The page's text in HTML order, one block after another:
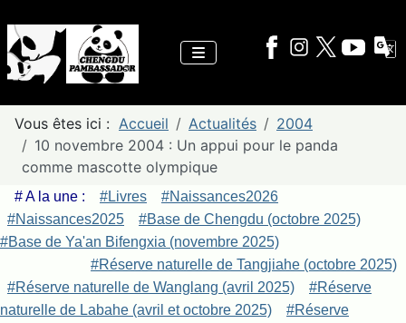
Vous êtes ici : Accueil Actualités
2004
10 novembre 2004 : Un appui pour le panda
comme mascotte olympique
# A la une : #Livres
#Naissances2026
#Naissances2025
#Base de Chengdu (octobre 2025)
#Base de Ya'an Bifengxia (novembre 2025)
#Réserve naturelle de Tangjiahe (octobre 2025)
#Réserve naturelle de Wanglang (avril 2025)
#Réserve
naturelle de Labahe (avril et octobre 2025)
#Réserve